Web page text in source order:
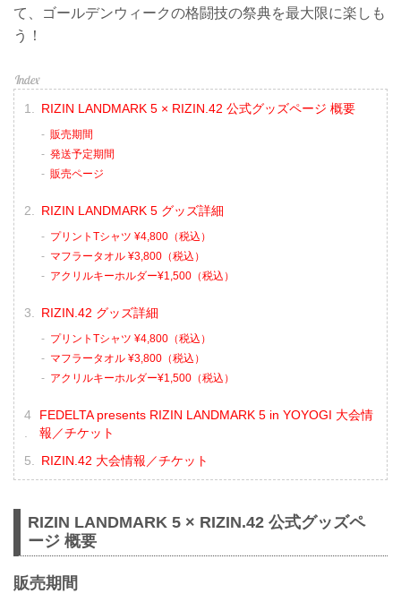
て、ゴールデンウィークの格闘技の祭典を最大限に楽しも
う！
RIZIN LANDMARK 5 × RIZIN.42 公式グッズページ 概要
販売期間
発送予定期間
販売ページ
RIZIN LANDMARK 5 グッズ詳細
プリントTシャツ ¥4,800（税込）
マフラータオル ¥3,800（税込）
アクリルキーホルダー¥1,500（税込）
RIZIN.42 グッズ詳細
プリントTシャツ ¥4,800（税込）
マフラータオル ¥3,800（税込）
アクリルキーホルダー¥1,500（税込）
FEDELTA presents RIZIN LANDMARK 5 in YOYOGI 大会情
報／チケット
RIZIN.42 大会情報／チケット
RIZIN LANDMARK 5 × RIZIN.42 公式グッズペ
ージ 概要
販売期間